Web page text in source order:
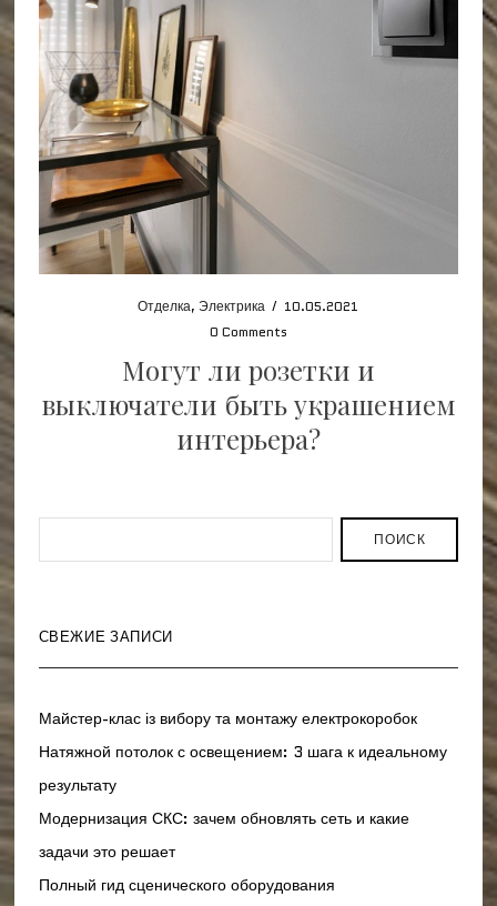
Отделка,Электрика / 10.05.2021
0 Comments
Могут ли розетки и
выключатели быть украшением
интерьера?
ПОИСК
СВЕЖИЕ ЗАПИСИ
Майстер-клас із вибору та монтажу електрокоробок
Натяжной потолок с освещением: 3 шага к идеальному
результату
Модернизация СКС: зачем обновлять сеть и какие
задачи это решает
Полный гид сценического оборудования